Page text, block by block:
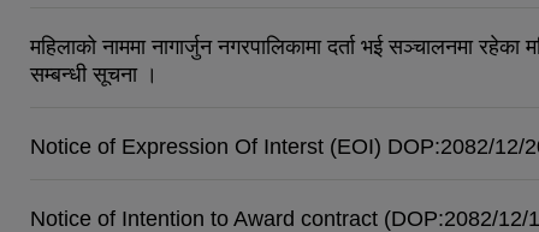
महिलाको नाममा नागार्जुन नगरपालिकामा दर्ता भई सञ्‍चालनमा रहेका
सम्बन्धी सूचना ।
Notice of Expression Of Interst (EOI) DOP:2082/12/
Notice of Intention to Award contract (DOP:2082/12/